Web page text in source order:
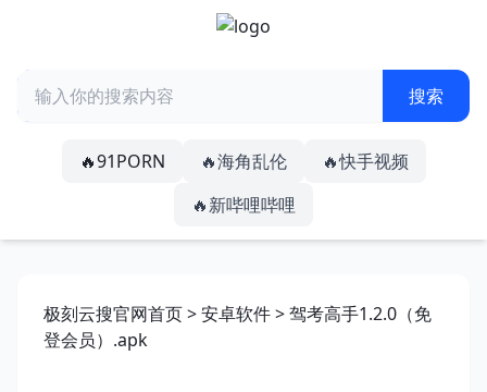
🔥91PORN 🔥海角乱伦
🔥快手视频
🔥新哔哩哔哩
极刻云搜官网首页>安卓软件> 驾考高手1.2.0（免
登会员）.apk